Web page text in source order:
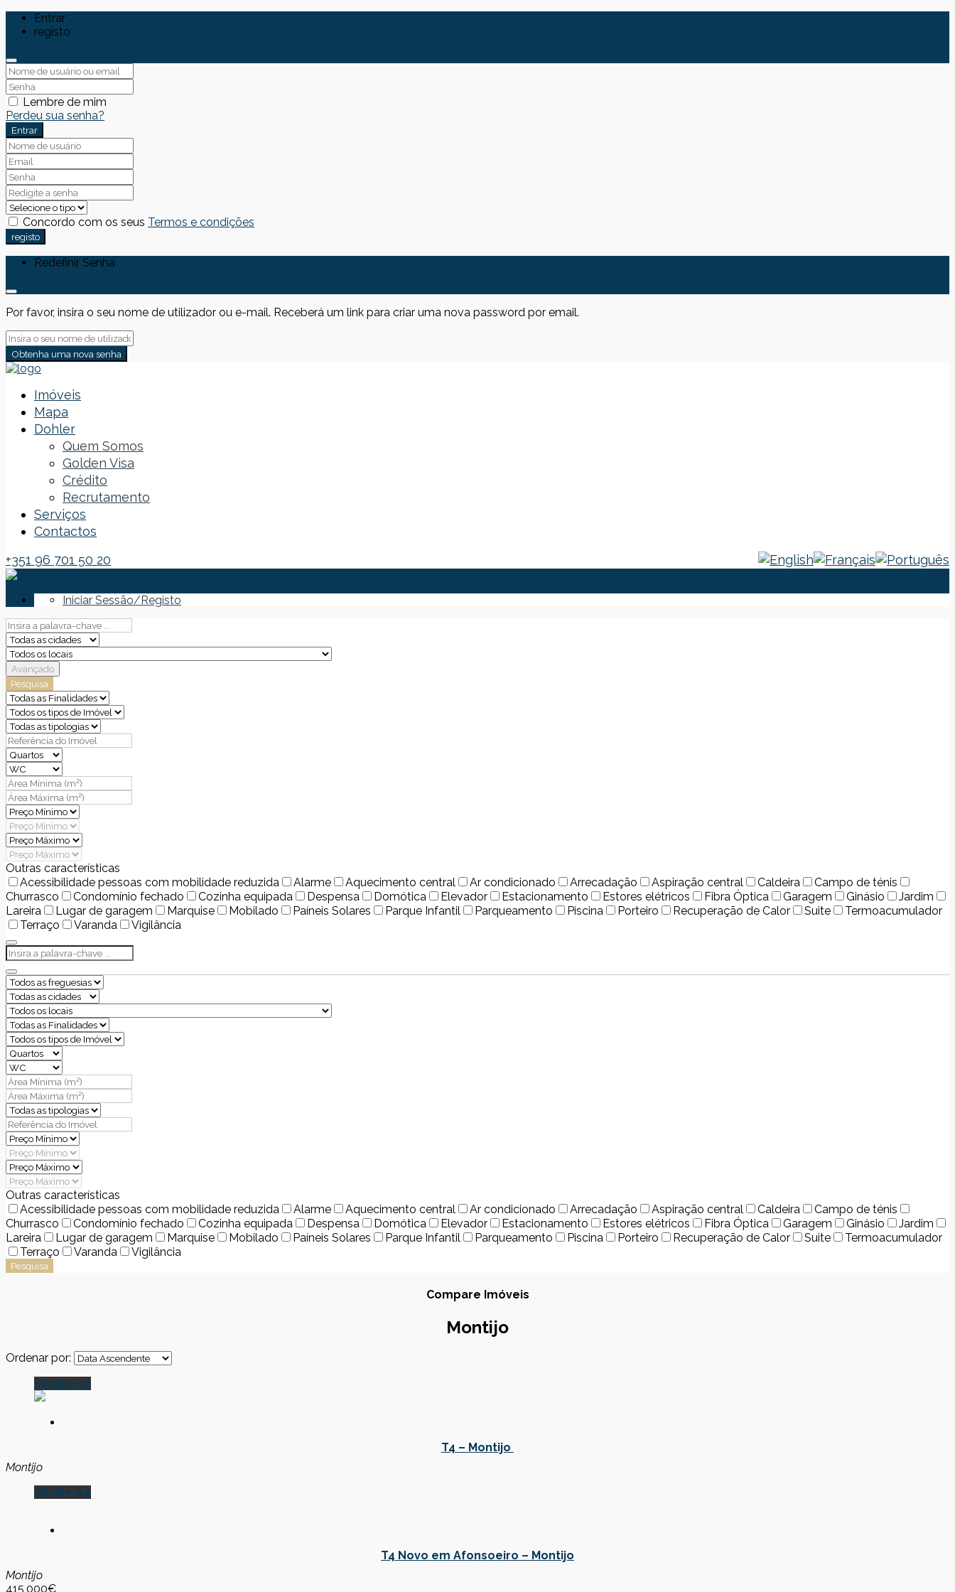
Entrar
registo
Lembre de mim
Perdeu sua senha?
Entrar
Concordo com os seus Termos e condições
registo
Redefinir Senha
Por favor, insira o seu nome de utilizador ou e-mail. Receberá um link para criar uma nova password por email.
Obtenha uma nova senha
Imóveis
Mapa
Dohler
Quem Somos
Golden Visa
Crédito
Recrutamento
Serviços
Contactos
+351 96 701 50 20
Iniciar Sessão/Registo
Avançado
Pesquisa
Outras características
Acessibilidade pessoas com mobilidade reduzida
Alarme Aquecimento central Ar condicionado Arrecadação Aspiração central Caldeira
Campo de ténis
Churrasco
Condomínio fechado Cozinha equipada Despensa Domótica Elevador Estacionamento Estores elétricos Fibra Óptica Garagem Ginásio
Jardim
Lareira
Lugar de garagem Marquise Mobilado Paíneis Solares Parque Infantil Parqueamento Piscina Porteiro Recuperação de Calor Suite
Termoacumulador
Terraço
Varanda Vigilância
Outras características
Acessibilidade pessoas com mobilidade reduzida
Alarme Aquecimento central Ar condicionado Arrecadação Aspiração central Caldeira
Campo de ténis
Churrasco
Condomínio fechado Cozinha equipada Despensa Domótica Elevador Estacionamento Estores elétricos Fibra Óptica Garagem Ginásio
Jardim
Lareira
Lugar de garagem Marquise Mobilado Paíneis Solares Parque Infantil Parqueamento Piscina Porteiro Recuperação de Calor Suite
Termoacumulador
Terraço
Varanda Vigilância
Pesquisa
Compare Imóveis
Montijo
Ordenar por:
Vende-se
T4 – Montijo
Montijo
Vende-se
T4 Novo em Afonsoeiro – Montijo
Montijo
415,000€